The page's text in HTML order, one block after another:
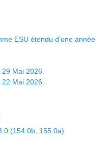
ESU étendu d’une année
Mai 2026.
Mai 2026.
(154.0b, 155.0a)